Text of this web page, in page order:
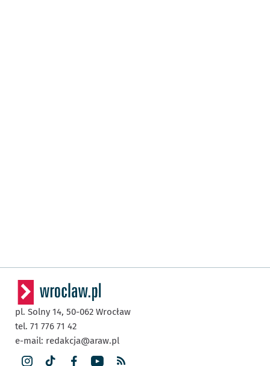
pl. Solny 14, 50-062 Wrocław
tel. 71 776 71 42
e-mail: redakcja@araw.pl